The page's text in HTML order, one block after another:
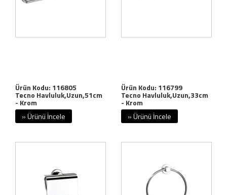
Ürün Kodu: 116805
Tecno Havluluk,Uzun,51cm
- Krom
» Ürünü İncele
Ürün Kodu: 116799
Tecno Havluluk,Uzun,33cm
- Krom
» Ürünü İncele